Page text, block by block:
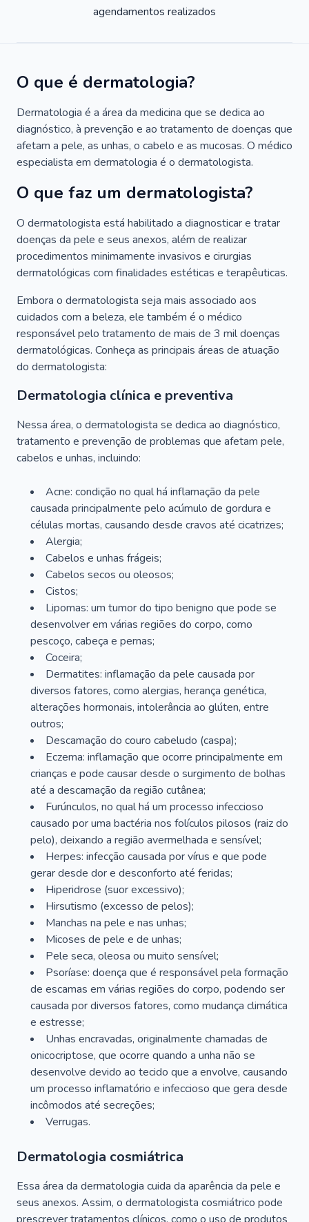
agendamentos realizados
O que é dermatologia?
Dermatologia é a área da medicina que se dedica ao
diagnóstico, à prevenção e ao tratamento de doenças que
afetam a pele, as unhas, o cabelo e as mucosas. O médico
especialista em dermatologia é o dermatologista.
O que faz um dermatologista?
O dermatologista está habilitado a diagnosticar e tratar
doenças da pele e seus anexos, além de realizar
procedimentos minimamente invasivos e cirurgias
dermatológicas com finalidades estéticas e terapêuticas.
Embora o dermatologista seja mais associado aos
cuidados com a beleza, ele também é o médico
responsável pelo tratamento de mais de 3 mil doenças
dermatológicas. Conheça as principais áreas de atuação
do dermatologista:
Dermatologia clínica e preventiva
Nessa área, o dermatologista se dedica ao diagnóstico,
tratamento e prevenção de problemas que afetam pele,
cabelos e unhas, incluindo:
Acne: condição no qual há inflamação da pele
causada principalmente pelo acúmulo de gordura e
células mortas, causando desde cravos até cicatrizes;
Alergia;
Cabelos e unhas frágeis;
Cabelos secos ou oleosos;
Cistos;
Lipomas: um tumor do tipo benigno que pode se
desenvolver em várias regiões do corpo, como
pescoço, cabeça e pernas;
Coceira;
Dermatites: inflamação da pele causada por
diversos fatores, como alergias, herança genética,
alterações hormonais, intolerância ao glúten, entre
outros;
Descamação do couro cabeludo (caspa);
Eczema: inflamação que ocorre principalmente em
crianças e pode causar desde o surgimento de bolhas
até a descamação da região cutânea;
Furúnculos, no qual há um processo infeccioso
causado por uma bactéria nos folículos pilosos (raiz do
pelo), deixando a região avermelhada e sensível;
Herpes: infecção causada por vírus e que pode
gerar desde dor e desconforto até feridas;
Hiperidrose (suor excessivo);
Hirsutismo (excesso de pelos);
Manchas na pele e nas unhas;
Micoses de pele e de unhas;
Pele seca, oleosa ou muito sensível;
Psoríase: doença que é responsável pela formação
de escamas em várias regiões do corpo, podendo ser
causada por diversos fatores, como mudança climática
e estresse;
Unhas encravadas, originalmente chamadas de
onicocriptose, que ocorre quando a unha não se
desenvolve devido ao tecido que a envolve, causando
um processo inflamatório e infeccioso que gera desde
incômodos até secreções;
Verrugas.
Dermatologia cosmiátrica
Essa área da dermatologia cuida da aparência da pele e
seus anexos. Assim, o dermatologista cosmiátrico pode